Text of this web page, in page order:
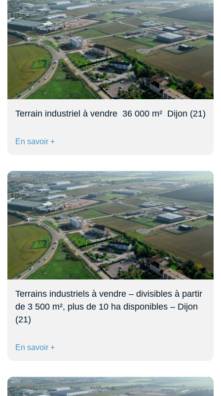
Terrain industriel à vendre  36 000 m²  Dijon (21)
En savoir +
Terrains industriels à vendre – divisibles à partir
de 3 500 m², plus de 10 ha disponibles – Dijon
(21)
En savoir +